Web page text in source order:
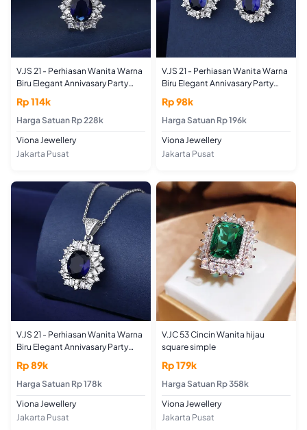
V.JS 21 - Perhiasan Wanita Warna
Biru Elegant Annivasary Party
kalung
Rp 114k
Harga Satuan Rp 228k
Viona Jewellery
Jakarta Pusat
V.JS 21 - Perhiasan Wanita Warna
Biru Elegant Annivasary Party
Anting
Rp 98k
Harga Satuan Rp 196k
Viona Jewellery
Jakarta Pusat
V.JS 21 - Perhiasan Wanita Warna
Biru Elegant Annivasary Party
Cincin
Rp 89k
Harga Satuan Rp 178k
Viona Jewellery
Jakarta Pusat
V.JC 53 Cincin Wanita hijau
square simple
Rp 179k
Harga Satuan Rp 358k
Viona Jewellery
Jakarta Pusat